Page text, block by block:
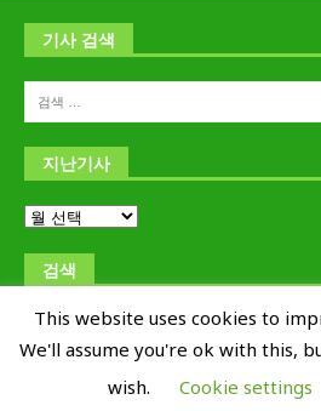
기사 검색
지난기사
검색
Copyright © 교포신문
This website uses cookies to
We'll assume you're ok with this,
wish.
Cookie settings